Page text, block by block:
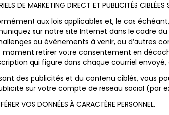
DE MARKETING DIRECT ET PUBLICITÉS
aux lois applicables et, le cas
sur notre site Internet dans le cadre
ou évènements à venir, ou d’autres
moment retirer votre consentement en
qui figure dans chaque courriel
des publicités et du contenu ciblés, vous
sur votre compte de réseau social (par
VOS DONNÉES À CARACTÈRE PERSONNEL.